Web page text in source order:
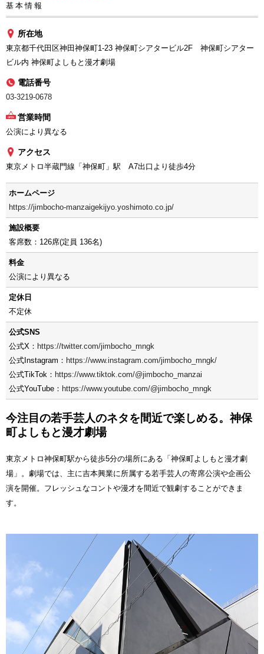
基本情報
所在地
東京都千代田区神田神保町1-23 神保町シアタービル2F 神保町シアター
ビル内 神保町よしもと漫才劇場
電話番号
03-3219-0678
営業時間
公演により異なる
アクセス
東京メトロ半蔵門線「神保町」駅 A7出口より徒歩4分
ホームページ
https://jimbocho-manzaigekijyo.yoshimoto.co.jp/
施設概要
客席数：126席(定員 136名)
料金
公演により異なる
定休日
不定休
公式SNS
公式X： https://twitter.com/jimbocho_mngk
公式Instagram： https://www.instagram.com/jimbocho_mngk/
公式TikTok： https://www.tiktok.com/@jimbocho_manzai
公式YouTube： https://www.youtube.com/@jimbocho_mngk
今注目の若手芸人のネタを間近で楽しめる。神保
町よしもと漫才劇場
東京メトロ神保町駅から徒歩5分の場所にある「神保町よしもと漫才劇
場」。劇場では、主に吉本興業に所属する若手芸人の寄席公演や企画公
演を開催。フレッシュなコントや漫才を間近で観劇することができま
す。